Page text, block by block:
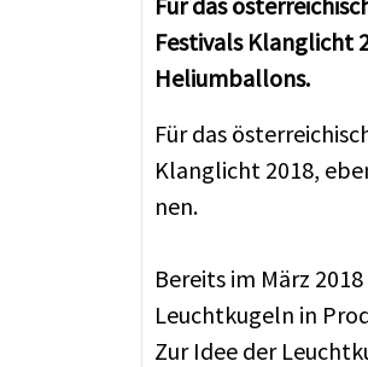
Festivals Klanglicht
Heliumballons.
Für das
Klang­licht 2018,
nen.
Be­reits im März
Leucht­ku­geln in
Zur Idee der